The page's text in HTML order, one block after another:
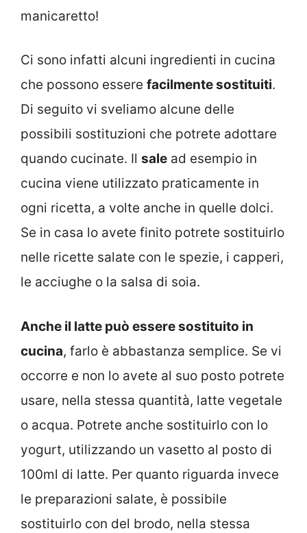
manicaretto!
Ci sono infatti alcuni ingredienti in cucina
che possono essere facilmente sostituiti.
Di seguito vi sveliamo alcune delle
possibili sostituzioni che potrete adottare
quando cucinate. Il sale ad esempio in
cucina viene utilizzato praticamente in
ogni ricetta, a volte anche in quelle dolci.
Se in casa lo avete finito potrete sostituirlo
nelle ricette salate con le spezie, i capperi,
le acciughe o la salsa di soia.
Anche il latte può essere sostituito in
cucina, farlo è abbastanza semplice. Se vi
occorre e non lo avete al suo posto potrete
usare, nella stessa quantità, latte vegetale
o acqua. Potrete anche sostituirlo con lo
yogurt, utilizzando un vasetto al posto di
100ml di latte. Per quanto riguarda invece
le preparazioni salate, è possibile
sostituirlo con del brodo, nella stessa